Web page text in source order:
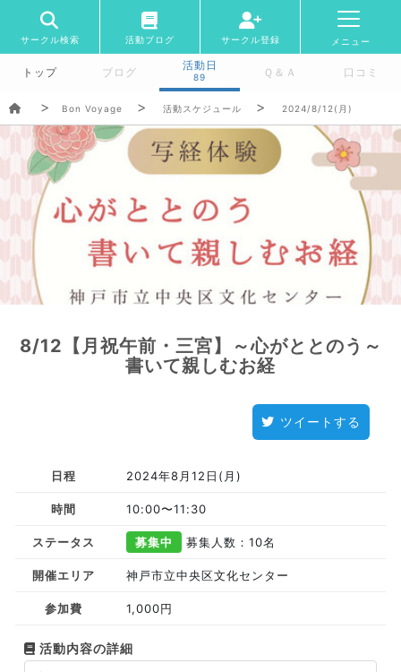
サークル検索 活動ブログ サークル登録 メニュー
トップ ブログ
活動日
89 Ｑ＆Ａ 口コミ
Bon Voyage 活動スケジュール 2024/8/12(月)
8/12【月祝午前・三宮】～心がととのう～
書いて親しむお経
ツイートする
日程 2024年8月12日(月)
時間 10:00〜11:30
ステータス 募集中 募集人数：10名
開催エリア 神戸市立中央区文化センター
参加費 1,000円
活動内容の詳細